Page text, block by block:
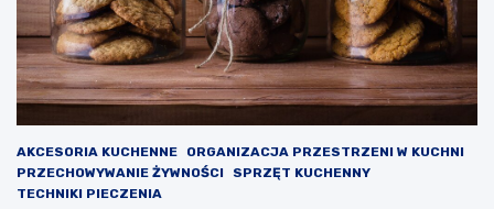
AKCESORIA KUCHENNE
ORGANIZACJA PRZESTRZENI W KUCHNI
PRZECHOWYWANIE ŻYWNOŚCI
SPRZĘT KUCHENNY
TECHNIKI PIECZENIA